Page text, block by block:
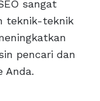
sangat
teknik-teknik
pencari dan
Anda.